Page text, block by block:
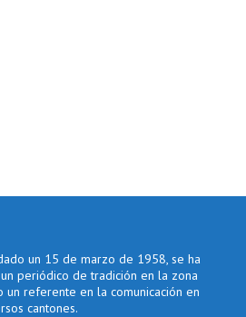
un 15 de marzo de 1958, se ha
periódico de tradición en la zona
un referente en la comunicación en
cantones.